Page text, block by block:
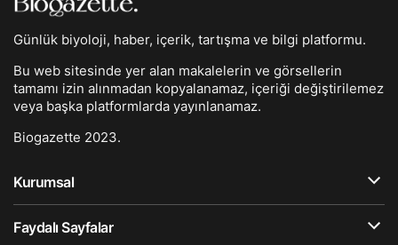
Günlük biyoloji, haber, içerik, tartışma ve bilgi platformu.
Bu web sitesinde yer alan makalelerin ve görsellerin
tamamı izin alınmadan kopyalanamaz, içeriği değiştirilemez
veya başka platformlarda yayınlanamaz.
Biogazette 2023.
Kurumsal
Faydalı Sayfalar